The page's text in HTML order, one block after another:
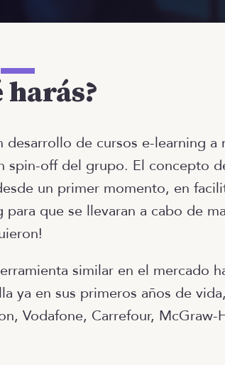
harás?
de cursos e-learning a
spin-off del grupo. El concepto
un primer momento, en
que se llevaran a cabo de
similar en el mercado
ya en sus primeros años de vida,
Vodafone, Carrefour, McGraw-